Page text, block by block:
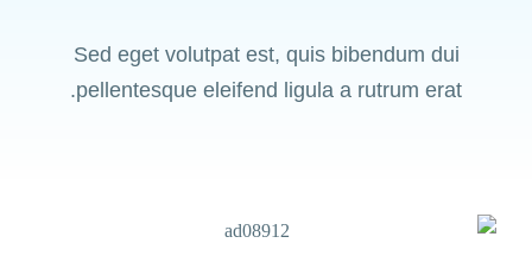
Sed eget volutpat est, quis bibendum dui
pellentesque eleifend ligula a rutrum erat.